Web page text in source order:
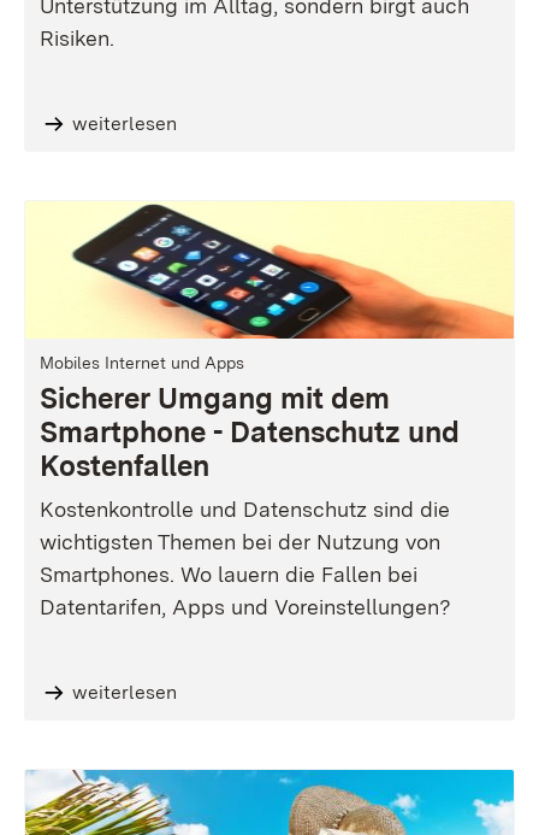
Unterstützung im Alltag, sondern birgt auch
Risiken.
weiterlesen
Mobiles Internet und Apps
Sicherer Umgang mit dem
Smartphone - Datenschutz und
Kostenfallen
Kostenkontrolle und Datenschutz sind die
wichtigsten Themen bei der Nutzung von
Smartphones. Wo lauern die Fallen bei
Datentarifen, Apps und Voreinstellungen?
weiterlesen